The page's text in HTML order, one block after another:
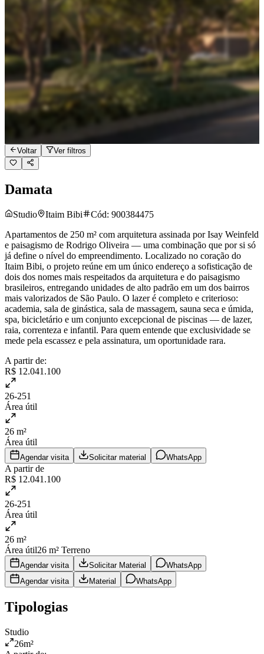
Voltar Ver filtros
Damata
Studio Itaim Bibi Cód: 900384475
Apartamentos de 250 m² com arquitetura assinada por Isay Weinfeld
e paisagismo de Rodrigo Oliveira — uma combinação que por si só
já define o nível do empreendimento. Localizado no coração do
Itaim Bibi, o projeto reúne em um único endereço a sofisticação de
dois dos nomes mais respeitados da arquitetura e do paisagismo
brasileiros, entregando unidades de alto padrão em um dos bairros
mais valorizados de São Paulo. O lazer é completo e criterioso:
academia, sala de ginástica, sala de massagem, sauna seca e úmida,
spa, bicicletário e um conjunto excepcional de piscinas — de lazer,
raia, correnteza e infantil. Para quem entende que exclusividade se
mede pela escassez e pela assinatura, um oportunidade rara.
A partir de:
R$ 12.041.100
26-251
Área útil
26 m²
Área útil
Agendar visita Solicitar material WhatsApp
A partir de
R$ 12.041.100
26-251
Área útil
26 m²
Área útil26 m² Terreno
Agendar visita Solicitar Material
WhatsApp
Agendar visita
Material WhatsApp
Tipologias
Studio
26m²